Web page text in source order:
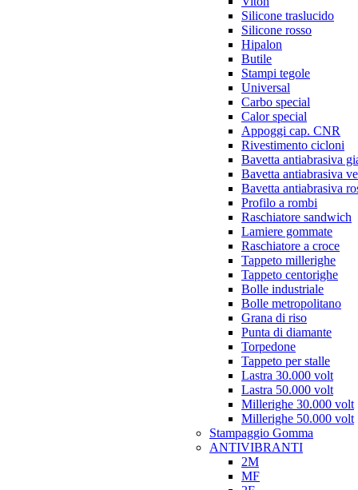
Silicone traslucido
Silicone rosso
Hipalon
Butile
Stampi tegole
Universal
Carbo special
Calor special
Appoggi cap. CNR
Rivestimento cicloni
Bavetta antiabrasiva
Bavetta antiabrasiva
Bavetta antiabrasiva
Profilo a rombi
Raschiatore sandwich
Lamiere gommate
Raschiatore a croce
Tappeto millerighe
Tappeto centorighe
Bolle industriale
Bolle metropolitano
Grana di riso
Punta di diamante
Torpedone
Tappeto per stalle
Lastra 30.000 volt
Lastra 50.000 volt
Millerighe 30.000 volt
Millerighe 50.000 volt
Stampaggio Gomma
ANTIVIBRANTI
2M
MF